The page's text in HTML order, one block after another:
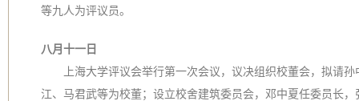
等九人为评议员。
八月十一日
上海大学评议会举行第一次会议，议决组织校董会，拟请
江、马君武等为校董；设立校舍建筑委员会，邓中夏任委员长